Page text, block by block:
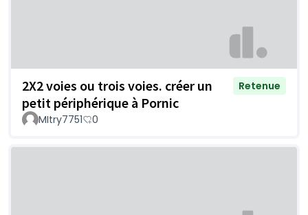
2X2 voies ou trois voies. créer un
petit périphérique à Pornic
Retenue
MItry7751 0